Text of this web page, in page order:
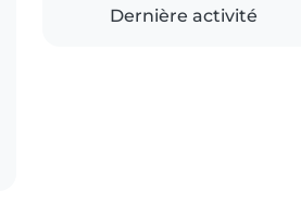
Dernière activité